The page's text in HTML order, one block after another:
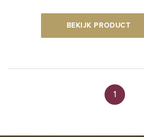
BEKIJK PRODUCT
1